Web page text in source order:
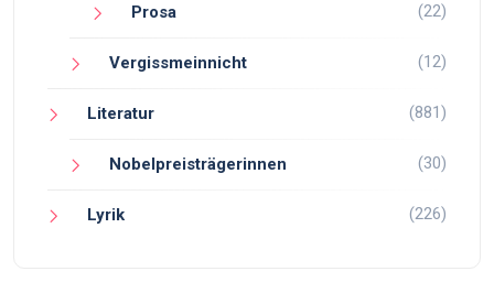
Prosa (22)
Vergissmeinnicht (12)
Literatur (881)
Nobelpreisträgerinnen (30)
Lyrik (226)